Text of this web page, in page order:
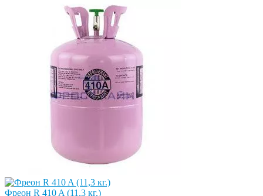
Фреон R 410 A (11,3 кг.)